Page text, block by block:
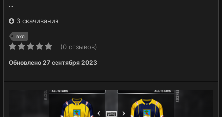
...
3 скачивания
вхл
(0 отзывов)
Обновлено 27 сентября 2023